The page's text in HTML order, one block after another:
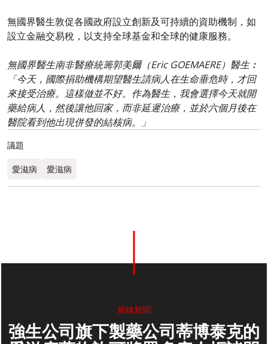
無國界醫生敦促各國政府設立創新及可持續的資助機制，如
設立金融交易稅，以支持全球基金和全球的健康服務。
無國界醫生南非醫療統籌郭美爾（Eric GOEMAERE）醫生︰
「今天，國際捐助機構期望醫生請病人在生命垂危時，才回
來接受治療。這樣做並不好。作為醫生，我會選擇今天就開
藥給病人，然後讓他回家，而非延遲治療，並於六個月後在
醫院看到他出現併發的結核病。」
議題
愛滋病 愛滋病
前線新聞
強生公司旗下製藥公司蒂博泰克的